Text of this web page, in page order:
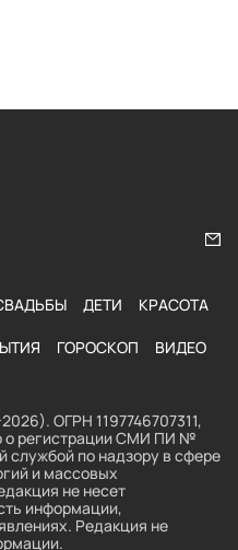
ДЕТИ КРАСОТА
ГОРОСКОП ВИДЕО
ОГРН 1197746707311,
о регистрации СМИ ПИ №
службой по надзору в сфере
и массовых
не несет
информации,
Редакция не